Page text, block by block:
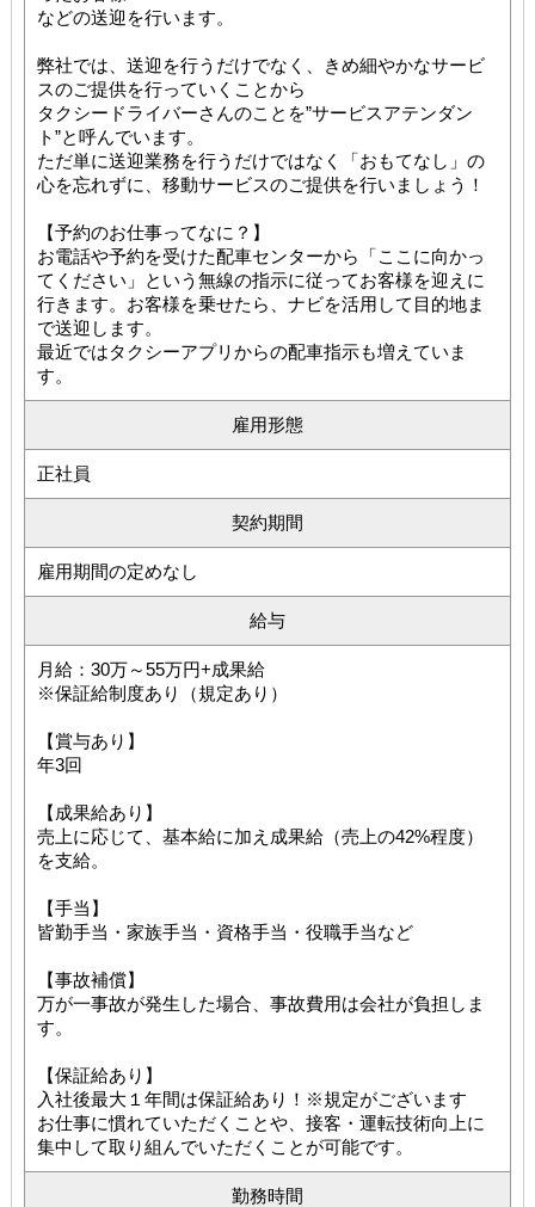
などの送迎を行います。
弊社では、送迎を行うだけでなく、きめ細やかなサービ
スのご提供を行っていくことから
タクシードライバーさんのことを”サービスアテンダン
ト”と呼んでいます。
ただ単に送迎業務を行うだけではなく「おもてなし」の
心を忘れずに、移動サービスのご提供を行いましょう！
【予約のお仕事ってなに？】
お電話や予約を受けた配車センターから「ここに向かっ
てください」という無線の指示に従ってお客様を迎えに
行きます。お客様を乗せたら、ナビを活用して目的地ま
で送迎します。
最近ではタクシーアプリからの配車指示も増えていま
す。
雇用形態
正社員
契約期間
雇用期間の定めなし
給与
月給：30万～55万円+成果給
※保証給制度あり（規定あり）
【賞与あり】
年3回
【成果給あり】
売上に応じて、基本給に加え成果給（売上の42%程度）
を支給。
【手当】
皆勤手当・家族手当・資格手当・役職手当など
【事故補償】
万が一事故が発生した場合、事故費用は会社が負担しま
す。
【保証給あり】
入社後最大１年間は保証給あり！※規定がございます
お仕事に慣れていただくことや、接客・運転技術向上に
集中して取り組んでいただくことが可能です。
勤務時間